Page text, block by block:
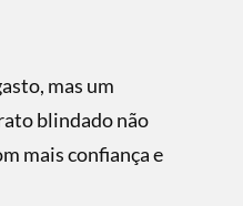
mas um
blindado não
mais confiança e